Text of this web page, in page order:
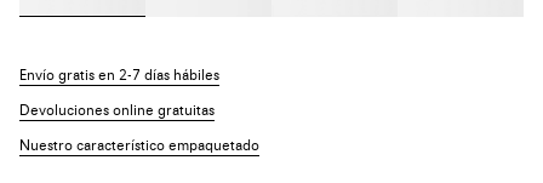
Envío gratis en 2-7 días hábiles
Devoluciones online gratuitas
Nuestro característico empaquetado